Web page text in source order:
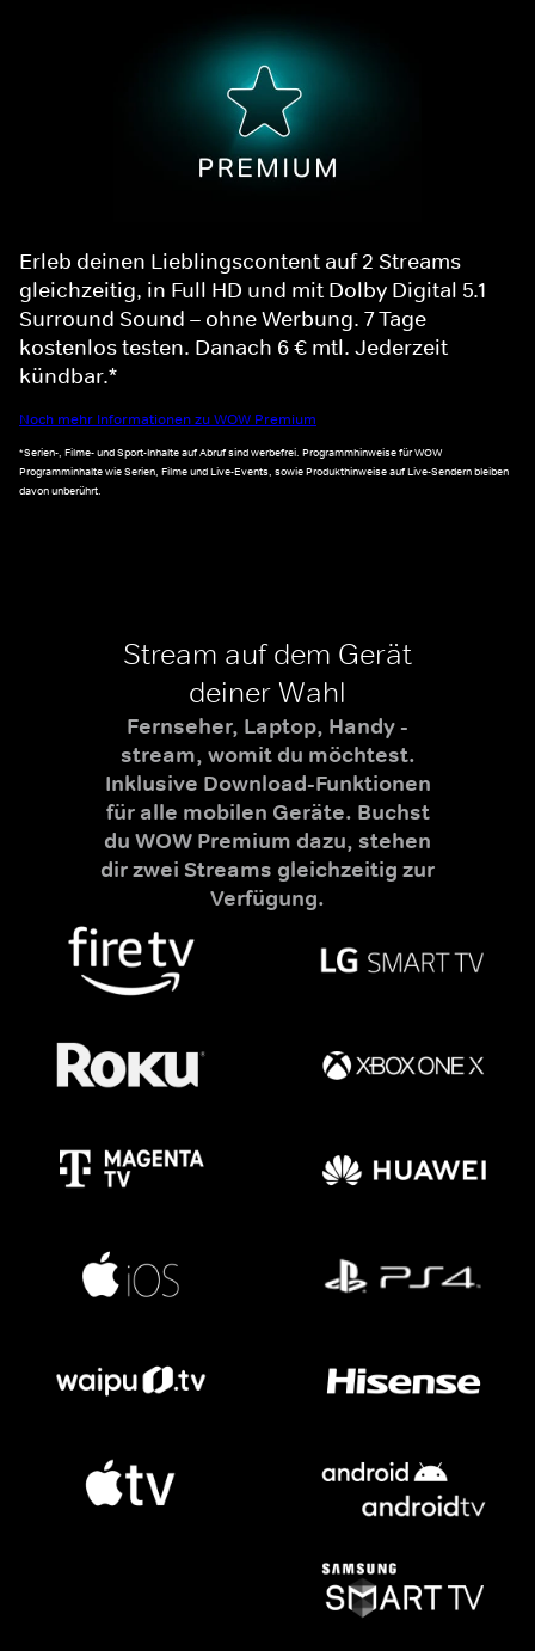
Erleb deinen Lieblingscontent auf 2 Streams
gleichzeitig, in Full HD und mit Dolby Digital 5.1
Surround Sound – ohne Werbung. 7 Tage
kostenlos testen. Danach 6 € mtl. Jederzeit
kündbar.*
Noch mehr Informationen zu WOW Premium
*Serien-, Filme- und Sport-Inhalte auf Abruf sind werbefrei. Programmhinweise für WOW
Programminhalte wie Serien, Filme und Live-Events, sowie Produkthinweise auf Live-Sendern bleiben
davon unberührt.
Stream auf dem Gerät
deiner Wahl
Fernseher, Laptop, Handy -
stream, womit du möchtest.
Inklusive Download-Funktionen
für alle mobilen Geräte. Buchst
du WOW Premium dazu, stehen
dir zwei Streams gleichzeitig zur
Verfügung.